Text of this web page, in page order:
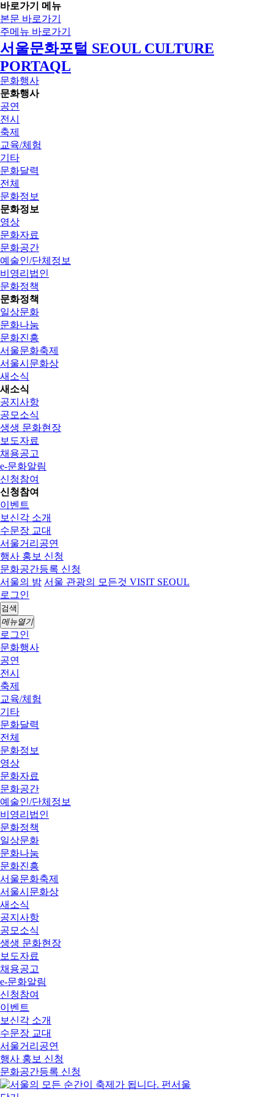
바로가기 메뉴
본문 바로가기
주메뉴 바로가기
서울문화포털 SEOUL CULTURE
PORTAQL
문화행사
문화행사
공연
전시
축제
교육/체험
기타
문화달력
전체
문화정보
문화정보
영상
문화자료
문화공간
예술인/단체정보
비영리법인
문화정책
문화정책
일상문화
문화나눔
문화진흥
서울문화축제
서울시문화상
새소식
새소식
공지사항
공모소식
생생 문화현장
보도자료
채용공고
e-문화알림
신청참여
신청참여
이벤트
보신각 소개
수문장 교대
서울거리공연
행사 홍보 신청
문화공간등록 신청
서울의 밤 서울 관광의 모든것 VISIT SEOUL
로그인
검색
메뉴열기
로그인
문화행사
공연
전시
축제
교육/체험
기타
문화달력
전체
문화정보
영상
문화자료
문화공간
예술인/단체정보
비영리법인
문화정책
일상문화
문화나눔
문화진흥
서울문화축제
서울시문화상
새소식
공지사항
공모소식
생생 문화현장
보도자료
채용공고
e-문화알림
신청참여
이벤트
보신각 소개
수문장 교대
서울거리공연
행사 홍보 신청
문화공간등록 신청